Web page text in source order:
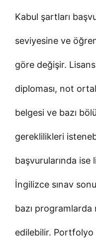
Kabul şartları
seviyesine ve
göre değişir.
diploması, not
belgesi ve bazı
gereklilikleri
başvurularında ise
İngilizce sınav
bazı
edilebilir. Portfolyo